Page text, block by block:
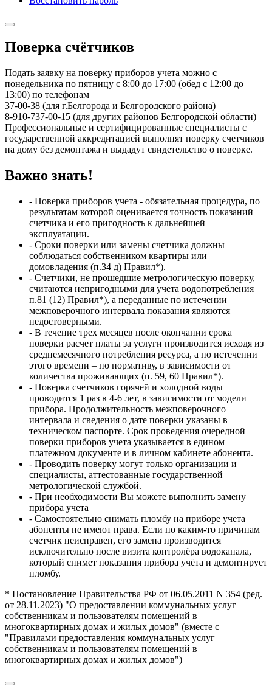
Поверка счётчиков
Подать заявку на поверку приборов учета можно с
понедельника по пятницу с 8:00 до 17:00 (обед с 12:00 до
13:00) по телефонам
37-00-38 (для г.Белгорода и Белгородского района)
8-910-737-00-15 (для других районов Белгородской области)
Профессиональные и сертифицированные специалисты с
государственной аккредитацией выполнят поверку счетчиков
на дому без демонтажа и выдадут свидетельство о поверке.
Важно знать!
- Поверка приборов учета - обязательная процедура, по
результатам которой оценивается точность показаний
счетчика и его пригодность к дальнейшей
эксплуатации.
- Сроки поверки или замены счетчика должны
соблюдаться собственником квартиры или
домовладения (п.34 д) Правил*).
- Счетчики, не прошедшие метрологическую поверку,
считаются непригодными для учета водопотребления
п.81 (12) Правил*), а переданные по истечении
межповерочного интервала показания являются
недостоверными.
- В течение трех месяцев после окончании срока
поверки расчет платы за услуги производится исходя из
среднемесячного потребления ресурса, а по истечении
этого времени – по нормативу, в зависимости от
количества проживающих (п. 59, 60 Правил*).
- Поверка счетчиков горячей и холодной воды
проводится 1 раз в 4-6 лет, в зависимости от модели
прибора. Продолжительность межповерочного
интервала и сведения о дате поверки указаны в
техническом паспорте. Срок проведения очередной
поверки приборов учета указывается в едином
платежном документе и в личном кабинете абонента.
- Проводить поверку могут только организации и
специалисты, аттестованные государственной
метрологической службой.
- При необходимости Вы можете выполнить замену
прибора учета
- Самостоятельно снимать пломбу на приборе учета
абоненты не имеют права. Если по каким-то причинам
счетчик неисправен, его замена производится
исключительно после визита контролёра водоканала,
который снимет показания прибора учёта и демонтирует
пломбу.
* Постановление Правительства РФ от 06.05.2011 N 354 (ред.
от 28.11.2023) "О предоставлении коммунальных услуг
собственникам и пользователям помещений в
многоквартирных домах и жилых домов" (вместе с
"Правилами предоставления коммунальных услуг
собственникам и пользователям помещений в
многоквартирных домах и жилых домов")